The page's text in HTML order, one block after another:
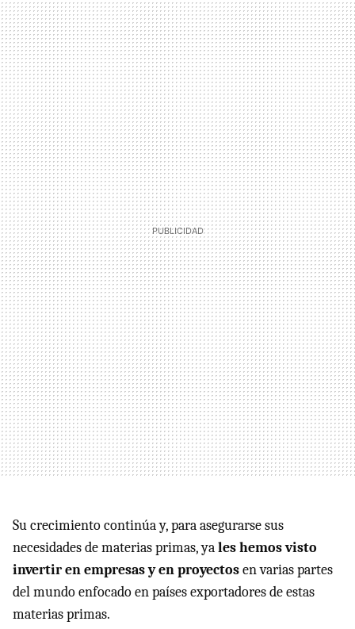
Su crecimiento continúa y, para asegurarse sus
necesidades de materias primas, yales hemos visto
invertir en empresas y en proyectosen varias partes
del mundo enfocado en países exportadores de estas
materias primas.